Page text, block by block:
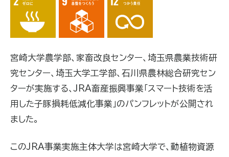
宮崎大学農学部、家畜改良センター、埼玉県農業技術研
究センター、埼玉大学工学部、石川県農林総合研究セン
ターが実施する、JRA畜産振興事業「スマート技術を活
用した子豚損耗低減化事業」のパンフレットが公開され
ました。
このJRA事業実施主体大学は宮崎大学で、動植物資源